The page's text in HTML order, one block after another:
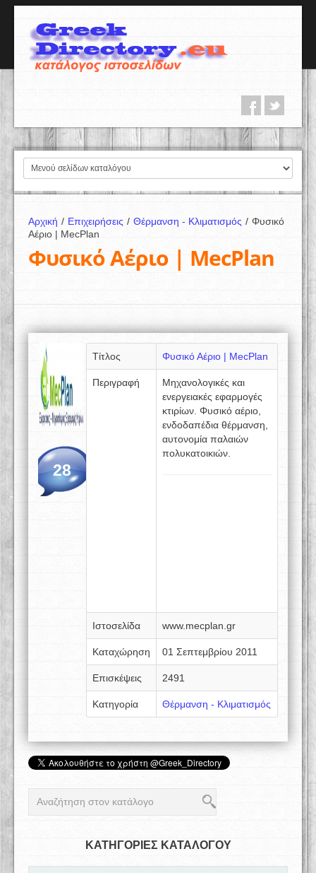
Αρχική / Επιχειρήσεις / Θέρμανση - Κλιματισμός / Φυσικό
Αέριο | MecPlan
Φυσικό Αέριο | MecPlan
28
Τίτλος Φυσικό Αέριο | MecPlan
Περιγραφή
Μηχανολογικές και
ενεργειακές εφαρμογές
κτιρίων. Φυσικό αέριο,
ενδοδαπέδια θέρμανση,
αυτονομία παλαιών
πολυκατοικιών.
Ιστοσελίδα www.mecplan.gr
Καταχώρηση 01 Σεπτεμβρίου 2011
Επισκέψεις 2491
Κατηγορία Θέρμανση - Κλιματισμός
ΚΑΤΗΓΟΡΙΕΣ ΚΑΤΑΛΟΓΟΥ